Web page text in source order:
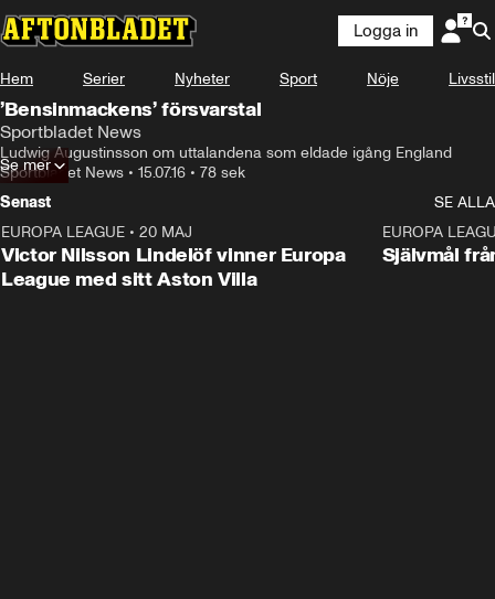
Logga in
Hem Serier Nyheter Sport Nöje Livsstil
’Bensinmackens’ försvarstal
Sportbladet News
Ludwig Augustinsson om uttalandena som eldade igång England
Sportbladet News • 15.07.16 • 78 sek
Se mer
Senast
SE ALLA
EUROPA LEAGUE • 20 MAJ
Victor Nilsson Lindelöf vinner Europa
League med sitt Aston Villa
EUROPA
Självmål